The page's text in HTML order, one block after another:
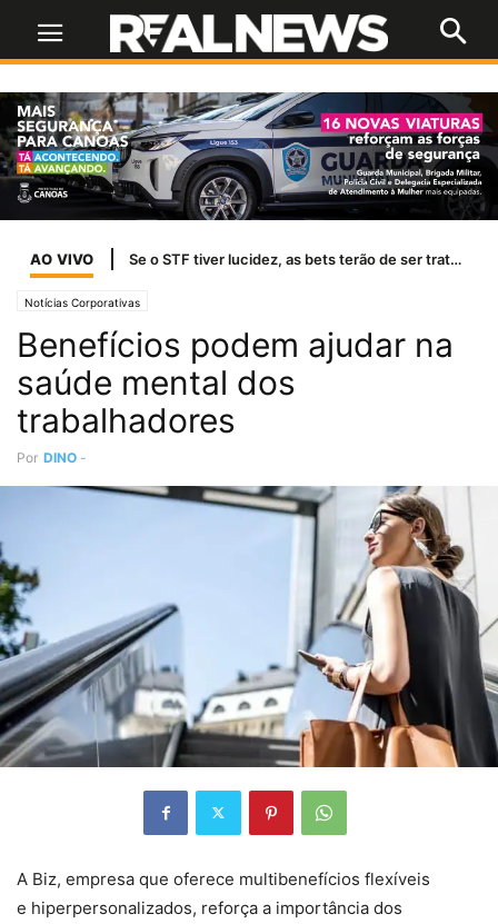
AO VIVO Se o STF tiver lucidez, as bets terão de ser tratadas como jogo de azar
Notícias Corporativas
Benefícios podem ajudar na
saúde mental dos
trabalhadores
Por DINO -
A Biz, empresa que oferece multibenefícios flexíveis
e hiperpersonalizados, reforça a importância dos